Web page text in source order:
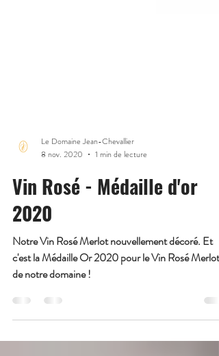
Le Domaine Jean-Chevallier
8 nov. 2020
1 min de lecture
Vin Rosé - Médaille d'or
2020
c'est la Médaille Or 2020 pour le Vin Rosé Merlot
de notre domaine !